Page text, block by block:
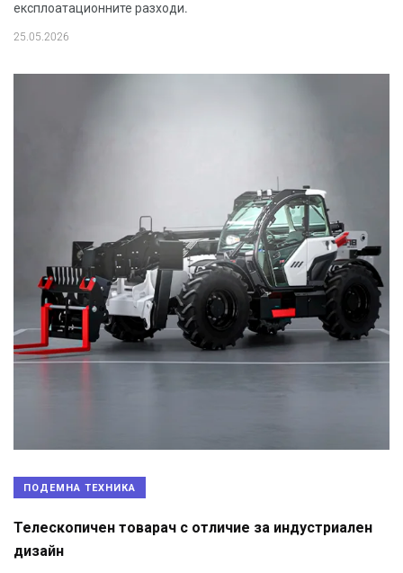
експлоатационните разходи.
25.05.2026
ПОДЕМНА ТЕХНИКА
Телескопичен товарач с отличие за индустриален
дизайн